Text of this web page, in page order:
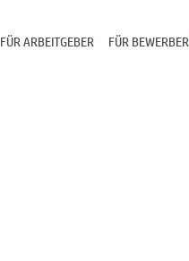
FÜR BEWERBER
FÜR ARBEITGEBER